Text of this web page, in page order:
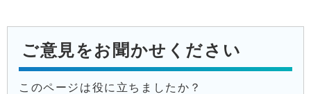
ご意見をお聞かせください
このページは役に立ちましたか？